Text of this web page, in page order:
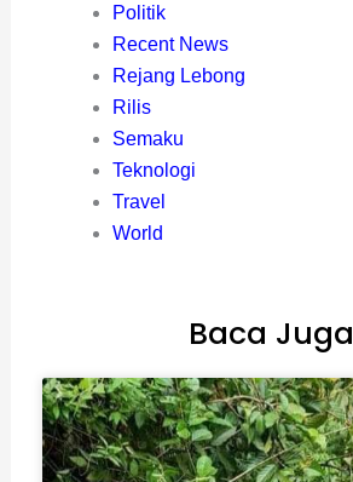
Politik
Recent News
Rejang Lebong
Rilis
Semaku
Teknologi
Travel
World
Baca Juga